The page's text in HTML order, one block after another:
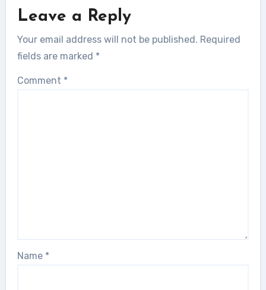
Leave a Reply
Your email address will not be published. Required
fields are marked *
Comment *
Name *